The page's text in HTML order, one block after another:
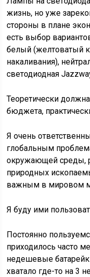
жизнь, но уже
стороны в плане
есть выбор
белый (желтоватый
накаливания),
светодиодная
Теоретически
бюджета,
Я очень
глобальным
окружающей среды,
природных
важным в мировом
Я буду ими
Постоянно
приходилось часто
недешевые
хватало где-то на 3